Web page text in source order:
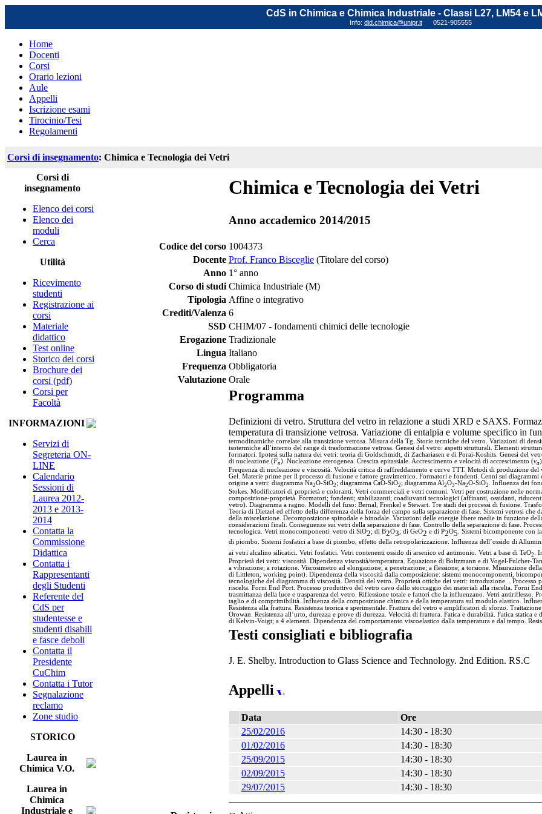
CdS in Chimica e Chimica Industriale - Classi L27, LM54 e
Info: did.chimica@unipr.it 0521-905555
Home
Docenti
Corsi
Orario lezioni
Aule
Appelli
Iscrizione esami
Tirocinio/Tesi
Regolamenti
Corsi di insegnamento: Chimica e Tecnologia dei Vetri
Corsi di
insegnamento
Elenco dei corsi
Elenco dei
moduli
Cerca
Utilità
Ricevimento
studenti
Registrazione ai
corsi
Materiale
didattico
Test online
Storico dei corsi
Brochure dei
corsi (pdf)
Corsi per
Facoltà
INFORMAZIONI
Servizi di
Segreteria ON-
LINE
Calendario
Sessioni di
Laurea 2012-
2013 e 2013-
2014
Contatta la
Commissione
Didattica
Contatta i
Rappresentanti
degli Studenti
Referente del
CdS per
studentesse e
studenti disabili
e fasce deboli
Contatta il
Presidente
CuChim
Contatta i Tutor
Segnalazione
reclamo
Zone studio
STORICO
Laurea in
Chimica V.O.
Laurea in
Chimica
Industriale e
Chimica e Tecnologia dei Vetri
Anno accademico 2014/2015
Codice del corso 1004373
Docente Prof. Franco Bisceglie (Titolare del corso)
Anno 1° anno
Corso di studi Chimica Industriale (M)
Tipologia Affine o integrativo
Crediti/Valenza 6
SSD CHIM/07 - fondamenti chimici delle tecnologie
Erogazione Tradizionale
Lingua Italiano
Frequenza Obbligatoria
Valutazione Orale
Programma
Definizioni di vetro. Struttura del vetro in relazione a studi XRD e SAXS.
temperatura di transizione vetrosa. Variazione di entalpia e volume specifico in
termodinamiche correlate alla transizione vetrosa. Misura della Tg. Storie termiche del vetro. Variazioni di
isotermiche all’interno del range di trasformazione vetrosa. Genesi del vetro: aspetti strutturali. Elementi
formatori. Ipotesi sulla natura dei vetri: teoria di Goldschmidt, di Zachariasen e di Porai-Koshits. Genesi del
di nucleazione (Fn). Nucleazione eterogenea. Crescita epitassiale. Accrescimento e velocità di accrescimento (va
Frequenza di nucleazione e viscosità. Velocità critica di raffreddamento e curve TTT. Metodi di produzione
Gel. Materie prime per il processo di fusione e fattore gravimetrico. Formatori e fondenti. Cenni sui diagrammi
origine a vetri: diagramma Na2O-SiO2 ; diagramma CaO-SiO2 ; diagramma Al 2O3-Na2O-SiO2
. Influenza dei
Stokes. Modificatori di proprietà e coloranti. Vetri commerciali e vetri comuni. Vetri per costruzione nelle
composizione-proprietà. Formatori; fondenti; stabilizzanti; coadiuvanti tecnologici (affinanti, ossidanti,
vetro). Diagramma a ragno. Modelli del fuso: Bernal, Frenkel e Stewart. Tre stadi dei processi di fusione.
Teoria di Dietzel ed effetto della differenza della forza del campo sulla separazione di fase. Sistemi vetrosi
della miscelazione. Decomposizione spinodale e binodale. Variazioni delle energie libere medie in funzione
considerazioni finali. Conseguenze sui vetri della separazione di fase. Controllo della separazione di fase.
tecnologica. Vetri monocomponenti: vetro di SiO2; di B2O3; di GeO2 e di P2O5 . Sistemi bicomponente con
di piombo. Sistemi fosfatici a base di piombo, effetto della retropolarizzazione. Influenza dell’ossido di
ai vetri alcalino silicatici. Vetri fosfatici. Vetri contenenti ossido di arsenico ed antimonio. Vetri a base di TeO2 .
Proprietà dei vetri: viscosità. Dipendenza viscosità/temperatura. Equazione di Boltzmann e di Vogel-Fulcher-
a vibrazione; a rotazione. Viscosimetro ad elongazione; a penetrazione; a flessione; a torsione. Misurazione
di Littleton, working point). Dipendenza della viscosità dalla composizione: sistemi monocomponenti,
tecnologiche del diagramma di viscosità. Densità del vetro. Proprietà ottiche dei vetri: introduzione. .
riscelta. Forni End Port. Processo produttivo del vetro cavo dallo stoccaggio dei materiali alla riscelta. Forni
trasmittanza della luce e trasparenza del vetro. Riflessione totale e fattori che la influenzano. Vetri antiriflesso.
taglio e di comprimibilità. Influenza della composizione chimica e della temperatura sul modulo elastico.
Resistenza alla frattura. Resistenza teorica e sperimentale. Frattura del vetro e amplificatori di sforzo.
Orowan. Resistenza all’urto, durezza e prove di durezza. Velocità di frattura. Fatica e durabilità. Fatica statica
di Kelvin-Voigt; a 4 elementi. Dipendenza del comportamento viscoelastico dalla temperatura e dal tempo.
Testi consigliati e bibliografia
J. E. Shelby. Introduction to Glass Science and Technology. 2nd Edition. RS.C
Appelli
Data Ore
25/02/2016
14:30 - 18:30
01/02/2016
14:30 - 18:30
25/09/2015
14:30 - 18:30
02/09/2015
14:30 - 18:30
29/07/2015
14:30 - 18:30